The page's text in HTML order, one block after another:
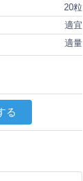
20粒
適宜
適量
る